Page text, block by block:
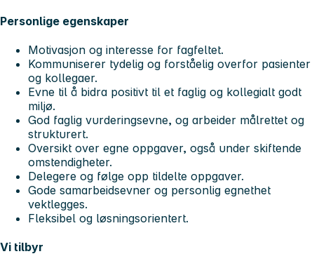
Personlige egenskaper
Motivasjon og interesse for fagfeltet.
Kommuniserer tydelig og forståelig overfor pasienter
og kollegaer.
Evne til å bidra positivt til et faglig og kollegialt godt
miljø.
God faglig vurderingsevne, og arbeider målrettet og
strukturert.
Oversikt over egne oppgaver, også under skiftende
omstendigheter.
Delegere og følge opp tildelte oppgaver.
Gode samarbeidsevner og personlig egnethet
vektlegges.
Fleksibel og løsningsorientert.
Vi tilbyr